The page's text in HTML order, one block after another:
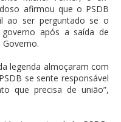
afirmou que o PSDB
ao ser perguntado se o
após a saída de
Governo.
legenda almoçaram com
se sente responsável
que precisa de união”,